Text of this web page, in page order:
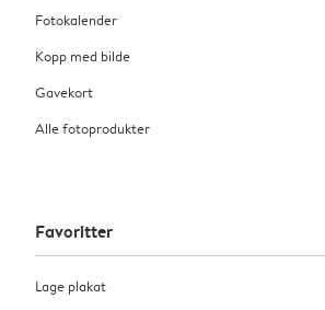
Fotokalender
Kopp med bilde
Gavekort
Alle fotoprodukter
Favoritter
Lage plakat